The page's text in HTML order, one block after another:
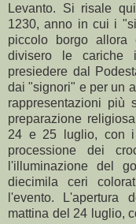
Levanto. Si risale
1230, anno in cui i
piccolo borgo allora
divisero le cariche
presiedere dal
dai "signori" e per un
rappresentazioni più
preparazione
24 e 25 luglio, con i
processione dei
l'illuminazione del
diecimila ceri
l'evento. L'apertura
mattina del 24 luglio,